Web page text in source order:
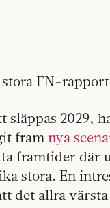
FN-
släppas 2029,
fram nya
framtider där
stora. En
det allra